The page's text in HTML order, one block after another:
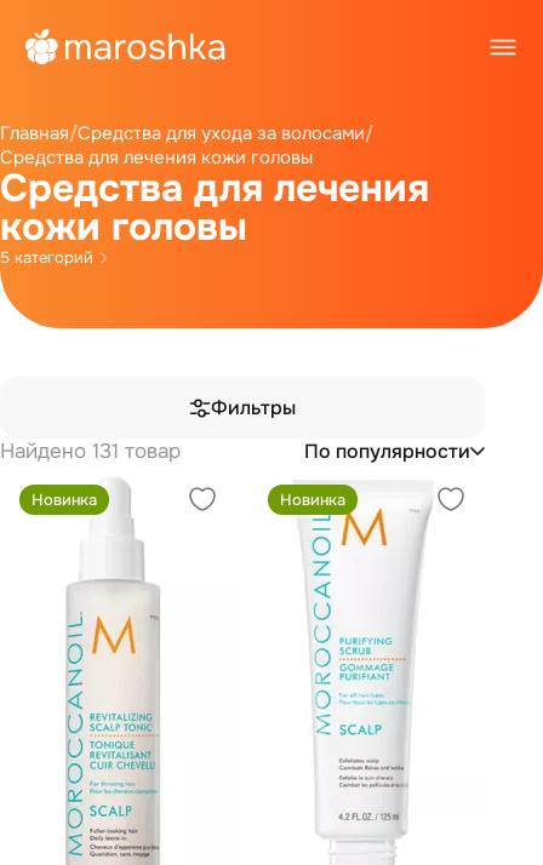
Главная/Средства для ухода за волосами/
Средства для лечения кожи головы
Средства для лечения
кожи головы
5 категорий
Фильтры
Найдено 131 товар
По популярности
Новинка Новинка